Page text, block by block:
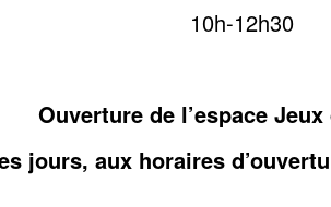
10h-12h30
Ouverture de l’espace
jours, aux horaires